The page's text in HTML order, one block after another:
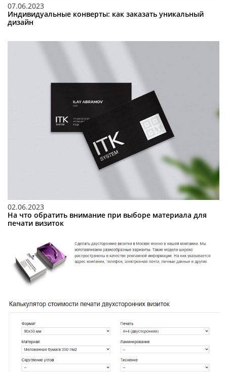
07.06.2023
Индивидуальные конверты: как заказать уникальный
дизайн
02.06.2023
На что обратить внимание при выборе материала для
печати визиток